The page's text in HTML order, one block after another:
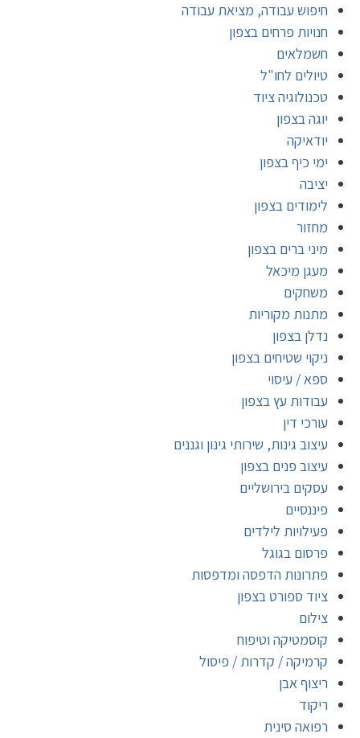
חיפוש עבודה, מציאת עבודה
חנויות פרחים בצפון
חשמלאים
טיולים לחו"ל
טכנולוגיה ציוד
יוגה בצפון
יודאיקה
ימי כיף בצפון
יציבה
לימודים בצפון
מחזור
מיני ברים בצפון
מעגן מיכאל
משחקים
מתנות מקוריות
נדלן בצפון
ניקוי שטיחים בצפון
ספא / עיסוי
עבודות עץ בצפון
עורכי דין
עיצוב גינות, שירותי גינון וגננים
עיצוב פנים בצפון
עסקים בירושליים
פיננסיים
פעילויות לילדים
פרסום בגוגל
פתרונות הדפסה ומדפסות
ציוד ספורט בצפון
צילום
קוסמטיקה וטיפוח
קרמיקה / קדרות / פיסול
ריצוף אבן
ריקוד
רפואה סינית